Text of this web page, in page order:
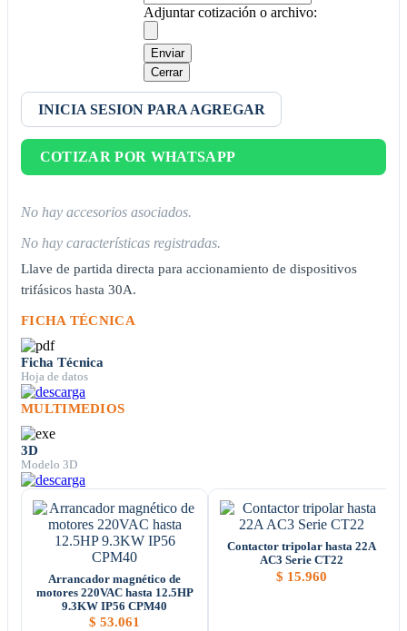
Adjuntar cotización o archivo:
Enviar
Cerrar
INICIA SESION PARA AGREGAR
COTIZAR POR WHATSAPP
No hay accesorios asociados.
No hay características registradas.
Llave de partida directa para accionamiento de dispositivos
trifásicos hasta 30A.
FICHA TÉCNICA
Ficha Técnica
Hoja de datos
MULTIMEDIOS
3D
Modelo 3D
Arrancador magnético de
motores 220VAC hasta 12.5HP
9.3KW IP56 CPM40
$ 53.061
Contactor tripolar hasta 22A
AC3 Serie CT22
$ 15.960